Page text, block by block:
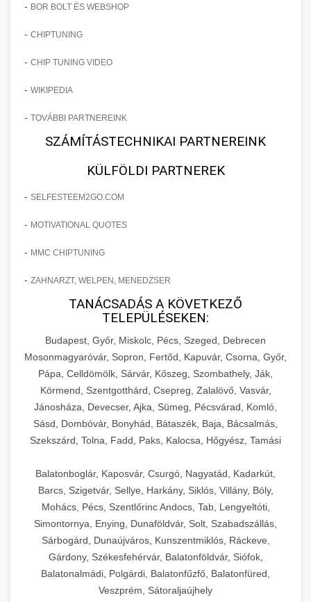
- BOR BOLT ÉS WEBSHOP
- CHIPTUNING
- CHIP TUNING VIDEO
- WIKIPEDIA
- TOVÁBBI PARTNEREINK
SZÁMÍTÁSTECHNIKAI PARTNEREINK
KÜLFÖLDI PARTNEREK
- SELFESTEEM2GO.COM
- MOTIVATIONAL QUOTES
- MMC CHIPTUNING
- ZAHNARZT, WELPEN, MENEDZSER
TANÁCSADÁS A KÖVETKEZŐ
TELEPÜLÉSEKEN:
Budapest, Győr, Miskolc, Pécs, Szeged, Debrecen
Mosonmagyaróvár, Sopron, Fertőd, Kapuvár, Csorna, Győr,
Pápa, Celldömölk, Sárvár, Kőszeg, Szombathely, Ják,
Körmend, Szentgotthárd, Csepreg, Zalalövő, Vasvár,
Jánosháza, Devecser, Ajka, Sümeg, Pécsvárad, Komló,
Sásd, Dombóvár, Bonyhád, Bátaszék, Baja, Bácsalmás,
Szekszárd, Tolna, Fadd, Paks, Kalocsa, Hőgyész, Tamási
Balatonboglár, Kaposvár, Csurgó, Nagyatád, Kadarkút,
Barcs, Szigetvár, Sellye, Harkány, Siklós, Villány, Bóly,
Mohács, Pécs, Szentlőrinc Andocs, Tab, Lengyeltóti,
Simontornya, Enying, Dunaföldvár, Solt, Szabadszállás,
Sárbogárd, Dunaújváros, Kunszentmiklós, Ráckeve,
Gárdony, Székesfehérvár, Balatonföldvár, Siófok,
Balatonalmádi, Polgárdi, Balatonfűzfő, Balatonfüred,
Veszprém, Sátoraljaújhely